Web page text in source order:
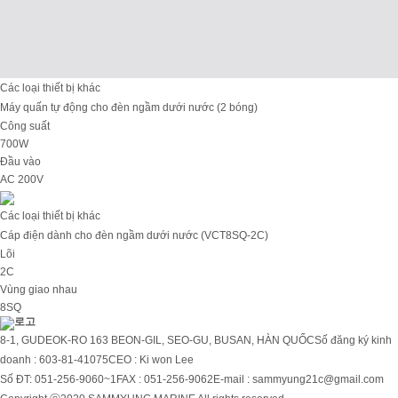
Các loại thiết bị khác
Máy quấn tự động cho đèn ngầm dưới nước (2 bóng)
Công suất
700W
Đầu vào
AC 200V
Các loại thiết bị khác
Cáp điện dành cho đèn ngầm dưới nước (VCT8SQ-2C)
Lõi
2C
Vùng giao nhau
8SQ
8-1, GUDEOK-RO 163 BEON-GIL, SEO-GU, BUSAN, HÀN QUỐCSố đăng ký kinh
doanh : 603-81-41075CEO : Ki won Lee
Số ĐT: 051-256-9060~1 FAX : 051-256-9062 E-mail : sammyung21c@gmail.com